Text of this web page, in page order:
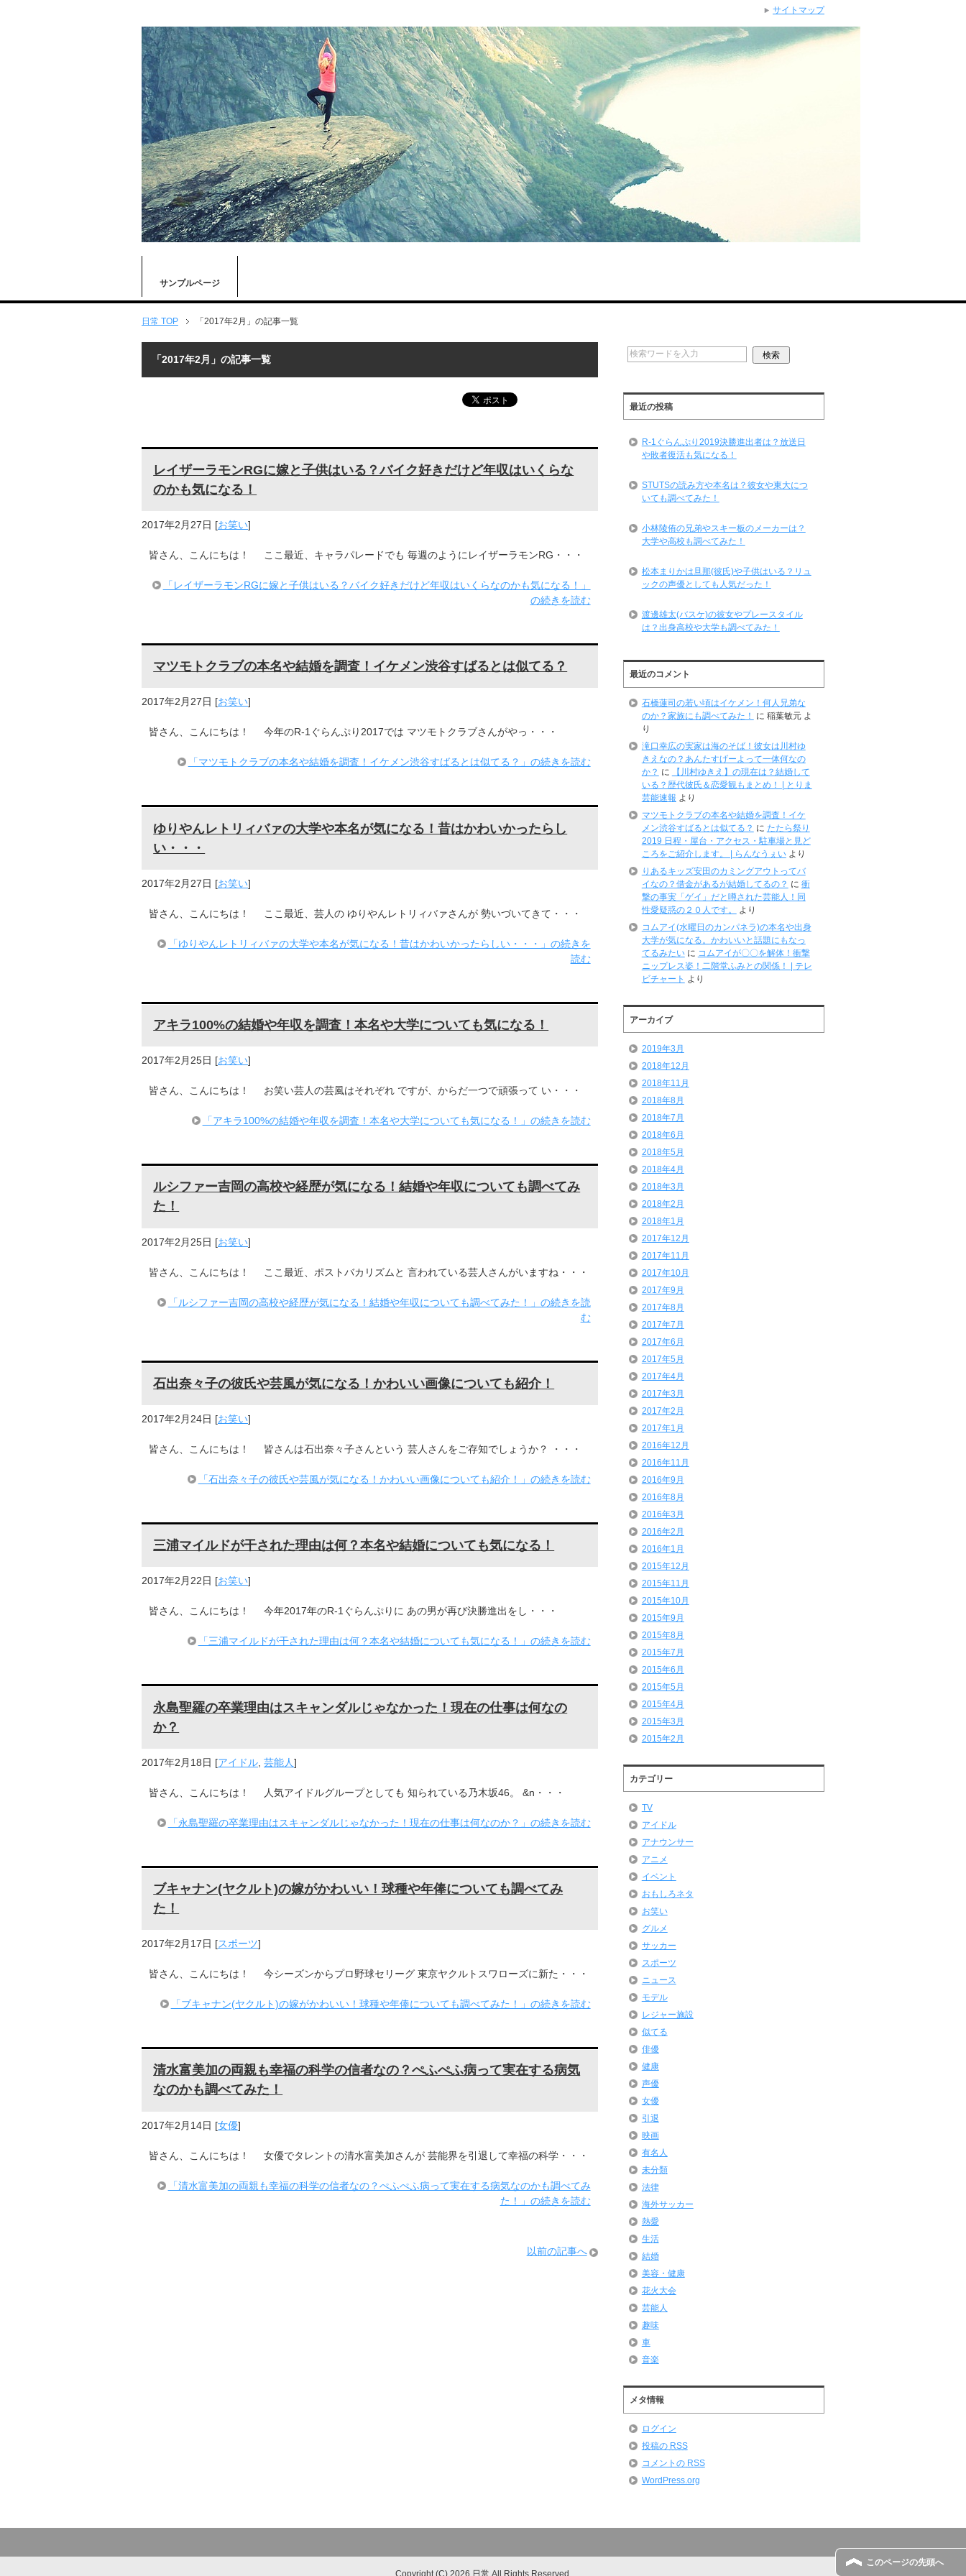
サンプルページ
日常 TOP 「2017年2月」の記事一覧
「2017年2月」の記事一覧
レイザーラモンRGに嫁と子供はいる？バイク好きだけど年収はいくらな
のかも気になる！
2017年2月27日 [お笑い]
皆さん、こんにちは！ ここ最近、キャラパレードでも 毎週のようにレイザーラモンRG・・・
「レイザーラモンRGに嫁と子供はいる？バイク好きだけど年収はいくらなのかも気になる！」
の続きを読む
マツモトクラブの本名や結婚を調査！イケメン渋谷すばるとは似てる？
2017年2月27日 [お笑い]
皆さん、こんにちは！ 今年のR-1ぐらんぷり2017では マツモトクラブさんがやっ・・・
「マツモトクラブの本名や結婚を調査！イケメン渋谷すばるとは似てる？」の続きを読む
ゆりやんレトリィバァの大学や本名が気になる！昔はかわいかったらし
い・・・
2017年2月27日 [お笑い]
皆さん、こんにちは！ ここ最近、芸人の ゆりやんレトリィバァさんが 勢いづいてきて・・・
「ゆりやんレトリィバァの大学や本名が気になる！昔はかわいかったらしい・・・」の続きを
読む
アキラ100%の結婚や年収を調査！本名や大学についても気になる！
2017年2月25日 [お笑い]
皆さん、こんにちは！ お笑い芸人の芸風はそれぞれ ですが、からだ一つで頑張って い・・・
「アキラ100%の結婚や年収を調査！本名や大学についても気になる！」の続きを読む
ルシファー吉岡の高校や経歴が気になる！結婚や年収についても調べてみ
た！
2017年2月25日 [お笑い]
皆さん、こんにちは！ ここ最近、ポストバカリズムと 言われている芸人さんがいますね・・・
「ルシファー吉岡の高校や経歴が気になる！結婚や年収についても調べてみた！」の続きを読
む
石出奈々子の彼氏や芸風が気になる！かわいい画像についても紹介！
2017年2月24日 [お笑い]
皆さん、こんにちは！ 皆さんは石出奈々子さんという 芸人さんをご存知でしょうか？ ・・・
「石出奈々子の彼氏や芸風が気になる！かわいい画像についても紹介！」の続きを読む
三浦マイルドが干された理由は何？本名や結婚についても気になる！
2017年2月22日 [お笑い]
皆さん、こんにちは！ 今年2017年のR-1ぐらんぷりに あの男が再び決勝進出をし・・・
「三浦マイルドが干された理由は何？本名や結婚についても気になる！」の続きを読む
永島聖羅の卒業理由はスキャンダルじゃなかった！現在の仕事は何なの
か？
2017年2月18日 [アイドル 芸能人]
皆さん、こんにちは！ 人気アイドルグループとしても 知られている乃木坂46。 &n・・・
「永島聖羅の卒業理由はスキャンダルじゃなかった！現在の仕事は何なのか？」の続きを読む
ブキャナン(ヤクルト)の嫁がかわいい！球種や年俸についても調べてみ
た！
2017年2月17日 [スポーツ]
皆さん、こんにちは！ 今シーズンからプロ野球セリーグ 東京ヤクルトスワローズに新た・・・
「ブキャナン(ヤクルト)の嫁がかわいい！球種や年俸についても調べてみた！」の続きを読む
清水富美加の両親も幸福の科学の信者なの？ぺふぺふ病って実在する病気
なのかも調べてみた！
2017年2月14日 [女優]
皆さん、こんにちは！ 女優でタレントの清水富美加さんが 芸能界を引退して幸福の科学・・・
「清水富美加の両親も幸福の科学の信者なの？ぺふぺふ病って実在する病気なのかも調べてみ
た！」の続きを読む
以前の記事へ
最近の投稿
R-1ぐらんぷり2019決勝進出者は？放送日
や敗者復活も気になる！
STUTSの読み方や本名は？彼女や東大につ
いても調べてみた！
小林陵侑の兄弟やスキー板のメーカーは？
大学や高校も調べてみた！
松本まりかは旦那(彼氏)や子供はいる？リュ
ックの声優としても人気だった！
渡邊雄太(バスケ)の彼女やプレースタイル
は？出身高校や大学も調べてみた！
最近のコメント
石橋蓮司の若い頃はイケメン！何人兄弟な
のか？家族にも調べてみた！
に 稲葉敏元よ
り
滝口幸広の実家は海のそば！彼女は川村ゆ
きえなの？あんたすげーよって一体何なの
か？ に
【川村ゆきえ】の現在は？結婚して
いる？歴代彼氏＆恋愛観もまとめ！ | とりま
芸能速報 より
マツモトクラブの本名や結婚を調査！イケ
メン渋谷すばるとは似てる？ に たたら祭り
2019 日程・屋台・アクセス・駐車場と見ど
ころをご紹介します。 | らんなうぇいより
りあるキッズ安田のカミングアウトってバ
イなの？借金があるが結婚してるの？ に 衝
撃の事実「ゲイ」だと噂された芸能人！同
性愛疑惑の２０人です。
より
コムアイ(水曜日のカンパネラ)の本名や出身
大学が気になる。かわいいと話題にもなっ
てるみたいに コムアイが〇〇を解体！衝撃
ニップレス姿！二階堂ふみとの関係！ | テレ
ビチャート より
アーカイブ
2019年3月
2018年12月
2018年11月
2018年8月
2018年7月
2018年6月
2018年5月
2018年4月
2018年3月
2018年2月
2018年1月
2017年12月
2017年11月
2017年10月
2017年9月
2017年8月
2017年7月
2017年6月
2017年5月
2017年4月
2017年3月
2017年2月
2017年1月
2016年12月
2016年11月
2016年9月
2016年8月
2016年3月
2016年2月
2016年1月
2015年12月
2015年11月
2015年10月
2015年9月
2015年8月
2015年7月
2015年6月
2015年5月
2015年4月
2015年3月
2015年2月
カテゴリー
TV
アイドル
アナウンサー
アニメ
イベント
おもしろネタ
お笑い
グルメ
サッカー
スポーツ
ニュース
モデル
レジャー施設
似てる
俳優
健康
声優
女優
引退
映画
有名人
未分類
法律
海外サッカー
熱愛
生活
結婚
美容・健康
花火大会
芸能人
趣味
車
音楽
メタ情報
ログイン
投稿の RSS
コメントの RSS
WordPress.org
サイトマップ
このページの先頭へ